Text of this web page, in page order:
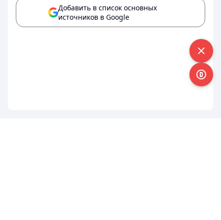
Добавить в список основных
источников в Google